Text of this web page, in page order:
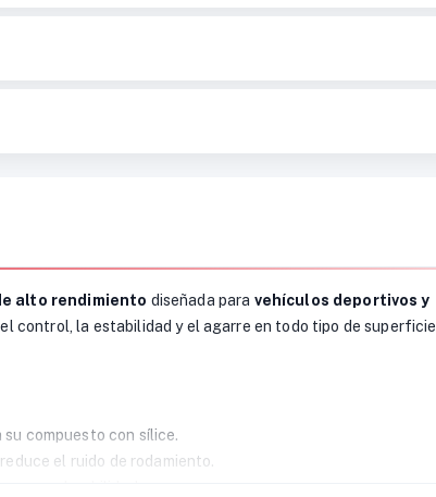
alto rendimiento diseñada para vehículos deportivos y
control, la estabilidad y el agarre en todo tipo de superficie
su compuesto con sílice.
el ruido de rodamiento.